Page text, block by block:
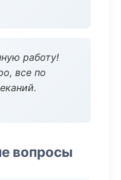
работу!
все по
вопросы